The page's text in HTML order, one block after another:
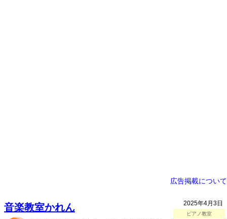
広告掲載について
2025年4月3日
ピアノ教室
音楽教室かれん